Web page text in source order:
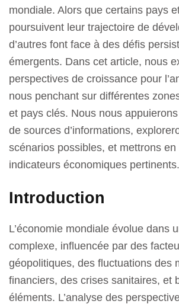
mondiale. Alors que certains pays
poursuivent leur trajectoire de
d’autres font face à des défis
émergents. Dans cet article, nous
perspectives de croissance pour
nous penchant sur différentes
et pays clés. Nous nous
de sources d’informations,
scénarios possibles, et mettrons
indicateurs économiques pertinents.
Introduction
L’économie mondiale évolue dans
complexe, influencée par des
géopolitiques, des fluctuations des
financiers, des crises sanitaires, et
éléments. L’analyse des